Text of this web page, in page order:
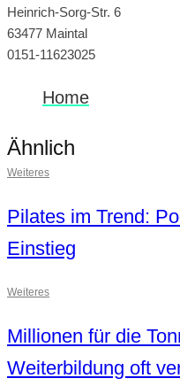
Heinrich-Sorg-Str. 6
63477 Maintal
0151-11623025
Home
Ähnlich
Weiteres
Pilates im Trend:
Einstieg
Weiteres
Millionen für die
Weiterbildung oft